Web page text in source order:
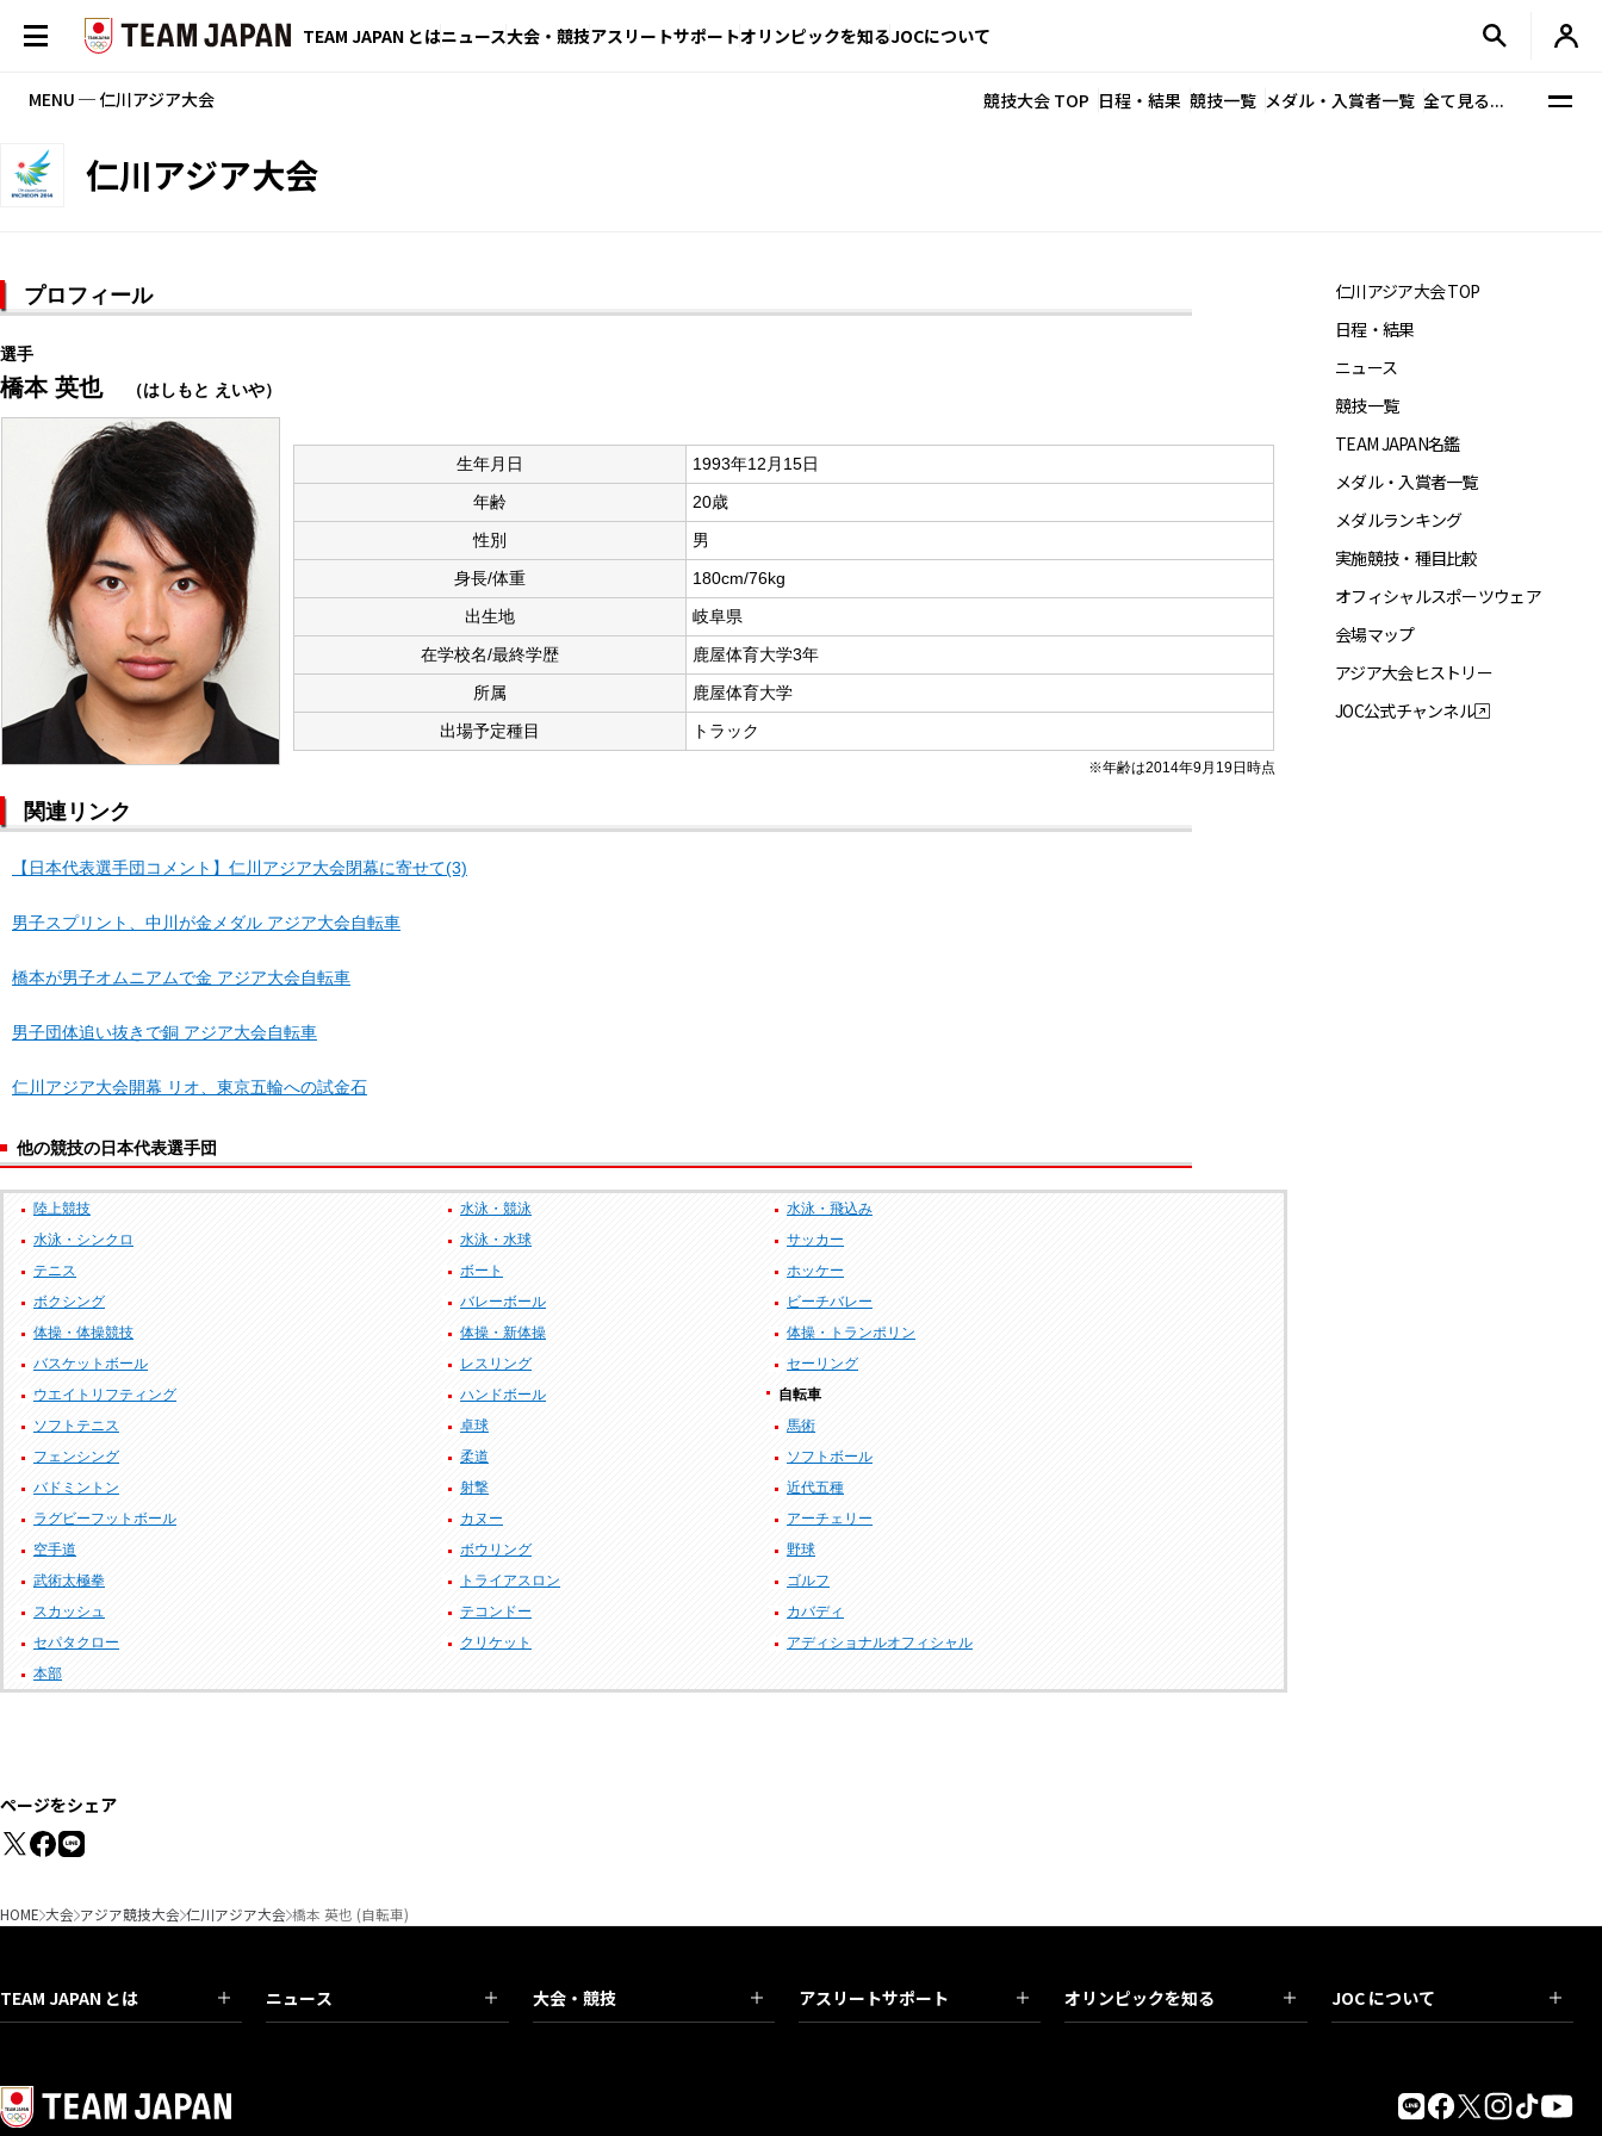
TEAM JAPAN とはニュース大会・競技アスリートサポートオリンピックを知るJOCについて
MENU ─ 仁川アジア大会 競技大会 TOP 日程・結果 競技一覧 メダル・入賞者一覧 全て見る...
仁川アジア大会
プロフィール
選手
橋本 英也 （はしもと えいや）
生年月日
1993年12月15日
年齢
20歳
性別
男
身長/体重
180cm/76kg
出生地
岐阜県
在学校名/最終学歴
鹿屋体育大学3年
所属
鹿屋体育大学
出場予定種目
トラック
※年齢は2014年9月19日時点
関連リンク
【日本代表選手団コメント】仁川アジア大会閉幕に寄せて(3)
男子スプリント、中川が金メダル アジア大会自転車
橋本が男子オムニアムで金 アジア大会自転車
男子団体追い抜きで銅 アジア大会自転車
仁川アジア大会開幕 リオ、東京五輪への試金石
他の競技の日本代表選手団
陸上競技 水泳・競泳
水泳・飛込み
水泳・シンクロ
水泳・水球
サッカー
テニス
ボート
ホッケー
ボクシング
バレーボール
ビーチバレー
体操・体操競技
体操・新体操
体操・トランポリン
バスケットボール
レスリング
セーリング
ウエイトリフティング
ハンドボール
自転車
ソフトテニス
卓球
馬術
フェンシング
柔道
ソフトボール
バドミントン
射撃
近代五種
ラグビーフットボール
カヌー
アーチェリー
空手道
ボウリング
野球
武術太極拳
トライアスロン
ゴルフ
スカッシュ
テコンドー
カバディ
セパタクロー
クリケット
アディショナルオフィシャル
本部
仁川アジア大会 TOP
日程・結果
ニュース
競技一覧
TEAM JAPAN名鑑
メダル・入賞者一覧
メダルランキング
実施競技・種目比較
オフィシャルスポーツウェア
会場マップ
アジア大会ヒストリー
JOC公式チャンネル
ページをシェア
HOME 大会 アジア競技大会 仁川アジア大会 橋本 英也 (自転車)
TEAM JAPAN とは ニュース 大会・競技 アスリートサポート オリンピックを知る JOC について